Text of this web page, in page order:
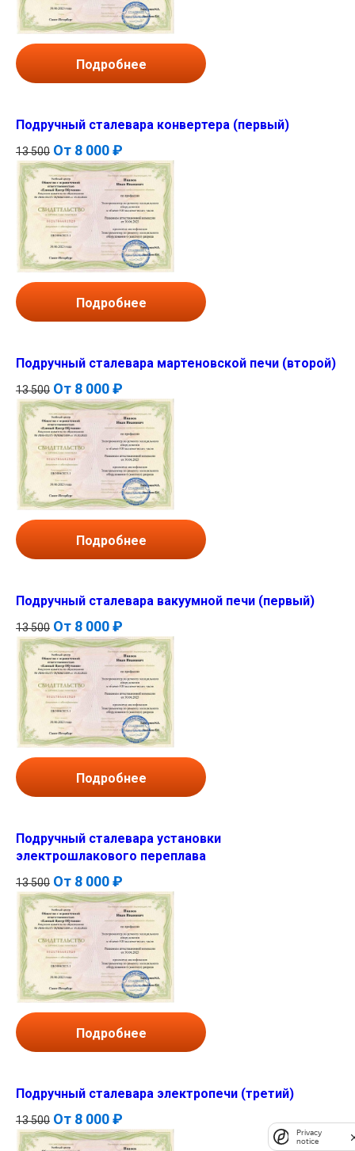
Подробнее
Подручный сталевара конвертера (первый)
13 500 От 8 000 ₽
Подробнее
Подручный сталевара мартеновской печи (второй)
13 500 От 8 000 ₽
Подробнее
Подручный сталевара вакуумной печи (первый)
13 500 От 8 000 ₽
Подробнее
Подручный сталевара установки
электрошлакового переплава
13 500 От 8 000 ₽
Подробнее
Подручный сталевара электропечи (третий)
13 500 От 8 000 ₽
Privacy
notice